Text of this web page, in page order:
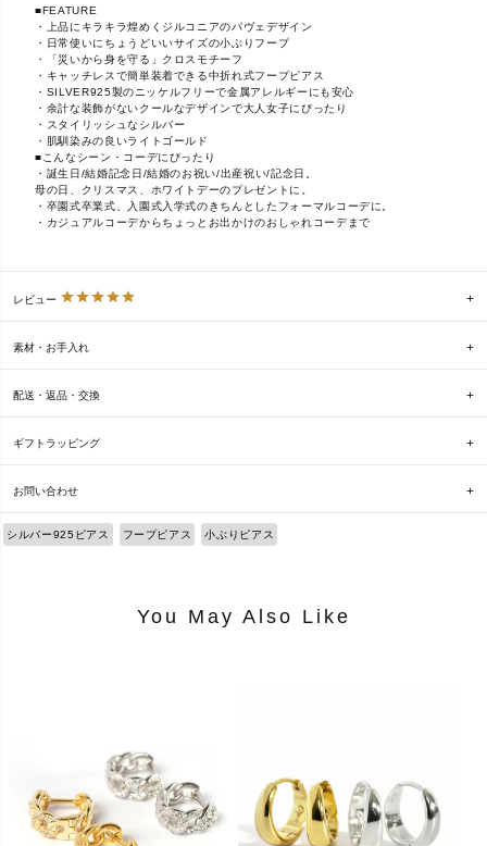
■FEATURE
・上品にキラキラ煌めくジルコニアのパヴェデザイン
・日常使いにちょうどいいサイズの小ぶりフープ
・「災いから身を守る」クロスモチーフ
・キャッチレスで簡単装着できる中折れ式フープピアス
・SILVER925製のニッケルフリーで金属アレルギーにも安心
・余計な装飾がないクールなデザインで大人女子にぴったり
・スタイリッシュなシルバー
・肌馴染みの良いライトゴールド
■こんなシーン・コーデにぴったり
・誕生日/結婚記念日/結婚のお祝い/出産祝い/記念日。
母の日、クリスマス、ホワイトデーのプレゼントに。
・卒園式卒業式、入園式入学式のきちんとしたフォーマルコーデに。
・カジュアルコーデからちょっとお出かけのおしゃれコーデまで
レビュー
素材・お手入れ
配送・返品・交換
ギフトラッピング
お問い合わせ
シルバー925ピアス フープピアス 小ぶりピアス
You May Also Like